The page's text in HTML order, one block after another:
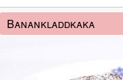
Banankladdkaka